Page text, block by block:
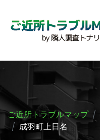
ご近所トラブルマップ
成羽町上日名